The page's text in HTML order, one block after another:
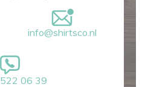
info@shirtsco.nl
06 39